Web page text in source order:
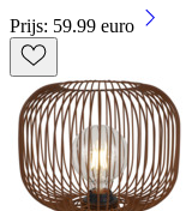
Prijs: 59.99 euro